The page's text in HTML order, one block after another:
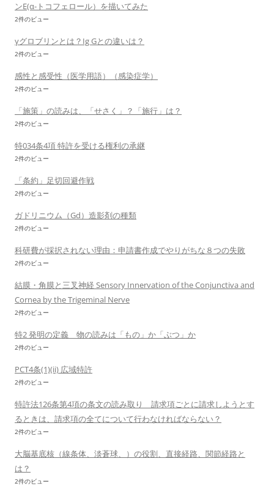
ンE(α-トコフェロール）を描いてみた
2件のビュー
γグロブリンとは？Ig Gとの違いは？
2件のビュー
感性と感受性（医学用語）（感染症学）
2件のビュー
「施策」の読みは、「せさく」？「施行」は？
2件のビュー
特034条4項 特許を受ける権利の承継
2件のビュー
「条約」足切回避作戦
2件のビュー
ガドリニウム（Gd）造影剤の種類
2件のビュー
科研費が採択されない理由：申請書作成でやりがちな８つの失敗
2件のビュー
結膜・角膜と三叉神経 Sensory Innervation of the Conjunctiva and
Cornea by the Trigeminal Nerve
2件のビュー
特2 発明の定義 物の読みは「もの」か「ぶつ」か
2件のビュー
PCT4条(1)(ii) 広域特許
2件のビュー
特許法126条第4項の条文の読み取り 請求項ごとに請求しようとす
るときは、請求項の全てについて行わなければならない？
2件のビュー
大脳基底核（線条体、淡蒼球、）の役割、直接経路、関節経路と
は？
2件のビュー